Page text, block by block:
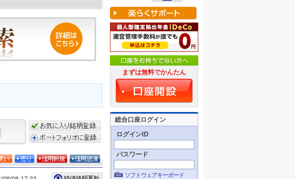
まずは無料でかんたん
総合口座ログイン
ログインID
パスワード
ソフトウェアキーボード